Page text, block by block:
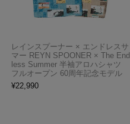
レインスプーナー × エンドレスサ
マー REYN SPOONER × The End
less Summer 半袖アロハシャツ
フルオープン 60周年記念モデル
¥22,990